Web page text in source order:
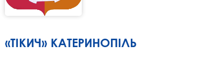
«ТІКИЧ» КАТЕРИНОПІЛЬ